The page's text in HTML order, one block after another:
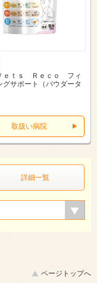
ｔｓ Ｒｅｃｏ フィ
グサポート（パウダータ
取扱い病院
詳細一覧
ページトップへ